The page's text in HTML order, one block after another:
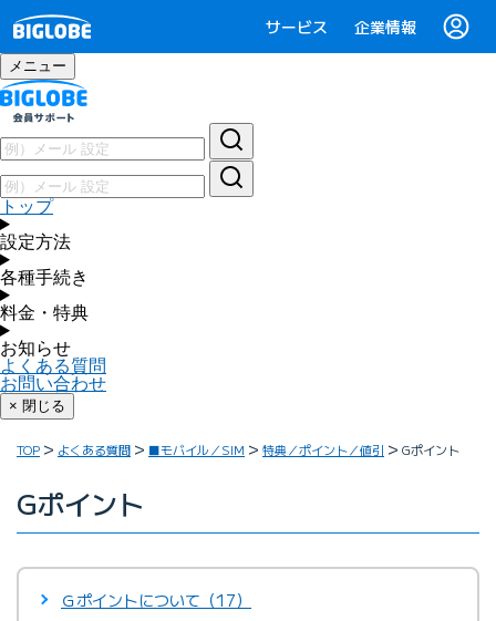
サービス 企業情報
メニュー
トップ
設定方法
各種手続き
料金・特典
お知らせ
よくある質問
お問い合わせ
× 閉じる
TOP よくある質問 ■モバイル／SIM 特典／ポイント／値引 Gポイント
Gポイント
Ｇポイントについて（17）